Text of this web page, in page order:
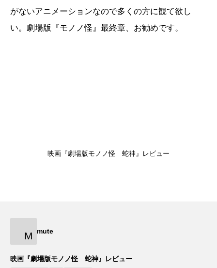
がないアニメーションなので多くの方に観て欲し
い。劇場版『モノノ怪』最終章、お勧めです。
映画『劇場版モノノ怪 蛇神』レビュー
M mute
映画『劇場版モノノ怪 蛇神』レビュー